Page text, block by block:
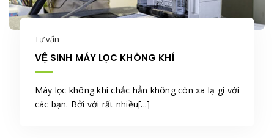
Tư vấn
VỆ SINH MÁY LỌC KHÔNG KHÍ
Máy lọc không khí chắc hẳn không còn xa lạ gì với
các bạn. Bởi với rất nhiều[...]